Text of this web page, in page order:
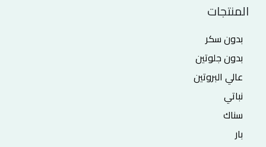
المنتجات
بدون سكر
بدون جلوتين
عالي البروتين
نباتي
سناك
بار